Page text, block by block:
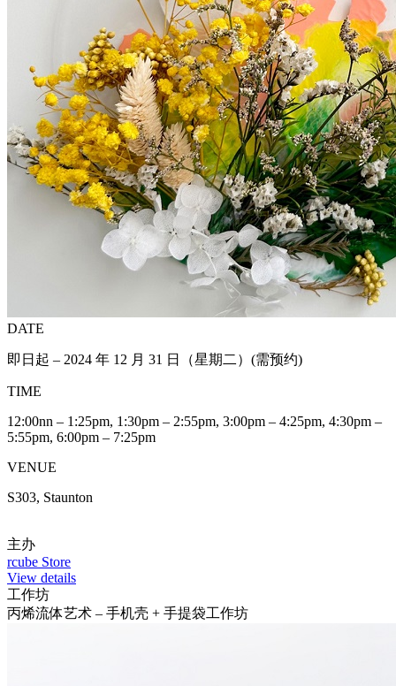
DATE
即日起 – 2024 年 12 月 31 日（星期二）(需预约)
TIME
12:00nn – 1:25pm, 1:30pm – 2:55pm, 3:00pm – 4:25pm, 4:30pm –
5:55pm, 6:00pm – 7:25pm
VENUE
S303, Staunton
主办
rcube Store
View details
工作坊
丙烯流体艺术 – 手机壳 + 手提袋工作坊